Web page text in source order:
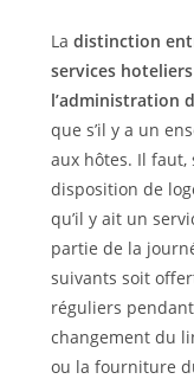
La distinction
services hoteliers
l’administration
que s’il y a un
aux hôtes. Il faut,
disposition de
qu’il y ait un
partie de la
suivants soit
réguliers
changement du
ou la fourniture